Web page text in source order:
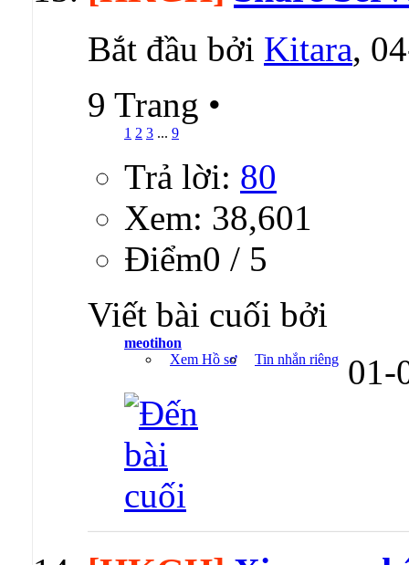
Bắt đầu bởi Kitara,
9 Trang •
1 2 3 ... 9
Trả lời: 80
Xem: 38,601
Ðiểm0 / 5
Viết bài cuối bởi
meotihon
Xem Hồ sơ
Tin nhắn riêng 01-